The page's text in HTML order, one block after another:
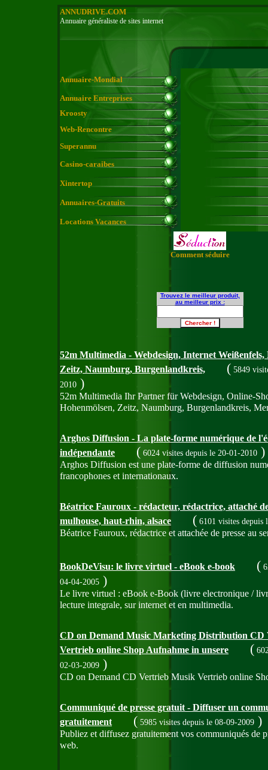
ANNUDRIVE.COM
Annuaire généraliste de sites internet
Annuaire-Mondial
Annuaire Entreprises
Kroosty
Web-Rencontre
Superannu
Casino-caraibes
Xintertop
Annuaires-Gratuits
Locations Vacances
Comment séduire
Trouvez le meilleur produit,
au meilleur prix :
52m Multimedia - Webdesign, Internet Weißenfels,
Zeitz, Naumburg, Burgenlandkreis,
( 5849
2010 )
52m Multimedia Ihr Partner für Webdesign, Online-
Hohenmölsen, Zeitz, Naumburg, Burgenlandkreis,
Arghos Diffusion - La plate-forme numérique de
indépendante
( 6024 visites depuis le 20-01-2010 )
Arghos Diffusion est une plate-forme de diffusion
francophones et internationaux.
Béatrice Fauroux - rédacteur, rédactrice, attaché
mulhouse, haut-rhin, alsace
( 6101 visites depuis
Béatrice Fauroux, rédactrice et attachée de presse au
BookDeVisu: le livre virtuel - eBook e-book (
04-04-2005 )
Le livre virtuel : eBook e-Book (livre electronique /
lecture integrale, sur internet et en multimedia.
CD on Demand Music Marketing Distribution
Vertrieb online Shop Aufnahme in unsere
(
02-03-2009 )
CD on Demand CD Vertrieb Musik Vertrieb online
Communiqué de presse gratuit - Diffuser un
gratuitement( 5985 visites depuis le 08-09-2009 )
Publiez et diffusez gratuitement vos communiqués de
web.